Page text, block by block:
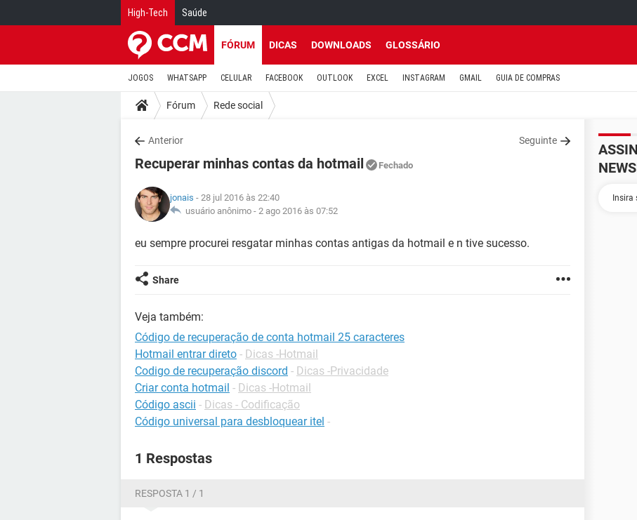
High-Tech Saúde
FÓRUM DICAS DOWNLOADS GLOSSÁRIO
JOGOS WHATSAPP CELULAR FACEBOOK OUTLOOK EXCEL INSTAGRAM GMAIL GUIA DE COMPRAS
Fórum Rede social
Anterior Seguinte
Recuperar minhas contas da hotmail Fechado
jonais - 28 jul 2016 às 22:40
usuário anônimo - 2 ago 2016 às 07:52
eu sempre procurei resgatar minhas contas antigas da hotmail e n tive sucesso.
Share
Veja também:
Código de recuperação de conta hotmail 25 caracteres
Hotmail entrar direto - Dicas -Hotmail
Codigo de recuperação discord - Dicas -Privacidade
Criar conta hotmail - Dicas -Hotmail
Código ascii - Dicas - Codificação
Código universal para desbloquear itel -
1 Respostas
RESPOSTA 1 / 1